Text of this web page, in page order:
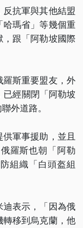
反抗軍與其他結盟
瑪省」等幾個重
跟「阿勒坡國際
羅斯重要盟友，外
已經關閉「阿勒坡
外道路。
軍事援助，並且
羅斯也朝「阿勒
組織「白頭盔組
表示，「因為俄
移到烏克蘭，他